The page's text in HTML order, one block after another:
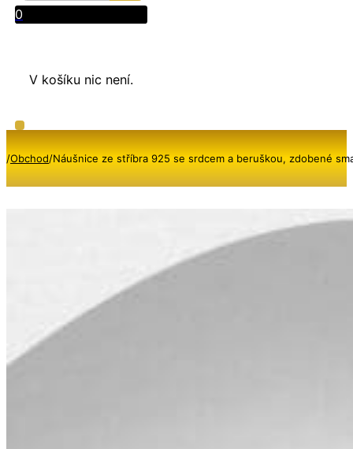
0
V košíku nic není.
/Obchod/Náušnice ze stříbra 925 se srdcem a beruškou, zdobené